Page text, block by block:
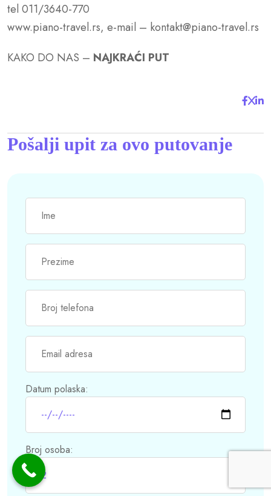
tel 011/3640-770
www.piano-travel.rs, e-mail – kontakt@piano-travel.rs
KAKO DO NAS – NAJKRAĆI PUT
Pošalji upit za ovo putovanje
Datum polaska:
Broj osoba: